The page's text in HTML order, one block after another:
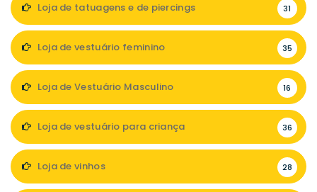
Loja de tatuagens e de piercings 31
Loja de vestuário feminino 35
Loja de Vestuário Masculino 16
Loja de vestuário para criança 36
Loja de vinhos 28